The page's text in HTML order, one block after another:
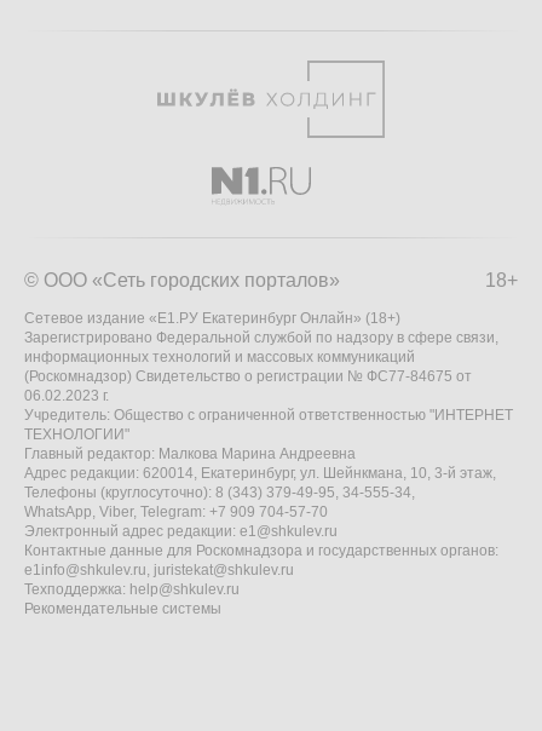
18+
© ООО «Сеть городских порталов»
Сетевое издание «Е1.РУ Екатеринбург Онлайн» (18+)
Зарегистрировано Федеральной службой по надзору в сфере связи,
информационных технологий и массовых коммуникаций
(Роскомнадзор) Свидетельство о регистрации № ФС77-84675 от
06.02.2023 г.
Учредитель: Общество с ограниченной ответственностью "ИНТЕРНЕТ
ТЕХНОЛОГИИ"
Главный редактор: Малкова Марина Андреевна
Адрес редакции: 620014, Екатеринбург, ул. Шейнкмана, 10, 3-й этаж,
Телефоны (круглосуточно): 8 (343) 379-49-95, 34-555-34,
WhatsApp, Viber, Telegram: +7 909 704-57-70
Электронный адрес редакции: e1@shkulev.ru
Контактные данные для Роскомнадзора и государственных органов:
e1info@shkulev.ru, juristekat@shkulev.ru
Техподдержка: help@shkulev.ru
Рекомендательные системы